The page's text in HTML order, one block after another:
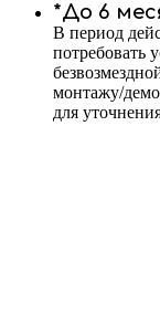
*До 6
В период
потребовать
монтажу/
для